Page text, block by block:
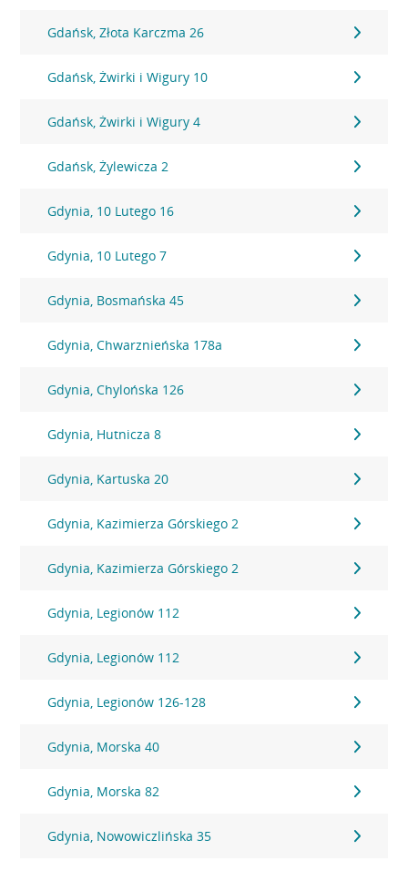
Gdańsk, Złota Karczma 26
Gdańsk, Żwirki i Wigury 10
Gdańsk, Żwirki i Wigury 4
Gdańsk, Żylewicza 2
Gdynia, 10 Lutego 16
Gdynia, 10 Lutego 7
Gdynia, Bosmańska 45
Gdynia, Chwarznieńska 178a
Gdynia, Chylońska 126
Gdynia, Hutnicza 8
Gdynia, Kartuska 20
Gdynia, Kazimierza Górskiego 2
Gdynia, Kazimierza Górskiego 2
Gdynia, Legionów 112
Gdynia, Legionów 112
Gdynia, Legionów 126-128
Gdynia, Morska 40
Gdynia, Morska 82
Gdynia, Nowowiczlińska 35